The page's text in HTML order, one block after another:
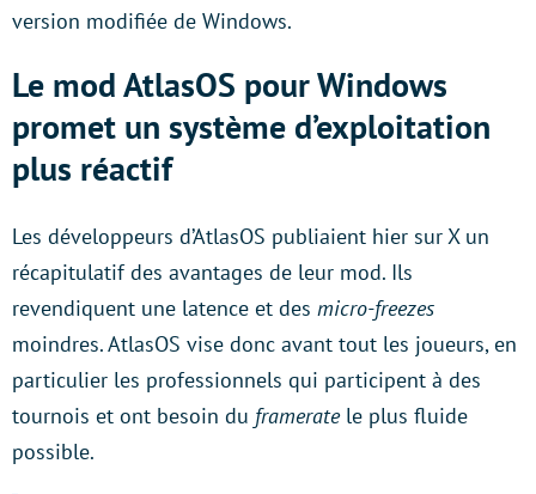
version modifiée de Windows.
Le mod AtlasOS pour Windows
promet un système d’exploitation
plus réactif
Les développeurs d’AtlasOS publiaient hier sur X un
récapitulatif des avantages de leur mod. Ils
revendiquent une latence et des micro-freezes
moindres. AtlasOS vise donc avant tout les joueurs, en
particulier les professionnels qui participent à des
tournois et ont besoin du framerate le plus fluide
possible.